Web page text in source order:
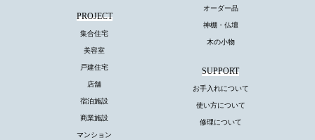
オーダー品
神棚・仏壇
木の小物
PROJECT
集合住宅
美容室
戸建住宅
店舗
宿泊施設
商業施設
マンション
SUPPORT
お手入れについて
使い方について
修理について